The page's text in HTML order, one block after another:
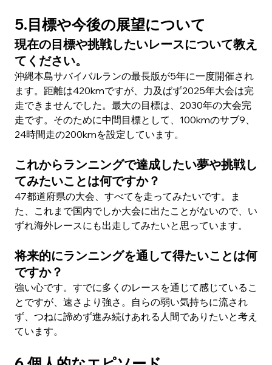
5.目標や今後の展望について
現在の目標や挑戦したいレースについて教え
てください。
沖縄本島サバイバルランの最長版が5年に一度開催され
ます。距離は420kmですが、力及ばず2025年大会は完
走できませんでした。最大の目標は、2030年の大会完
走です。そのために中間目標として、100kmのサブ9、
24時間走の200kmを設定しています。
これからランニングで達成したい夢や挑戦し
てみたいことは何ですか？
47都道府県の大会、すべてを走ってみたいです。ま
た、これまで国内でしか大会に出たことがないので、い
ずれ海外レースにも出走してみたいと思っています。
将来的にランニングを通して得たいことは何
ですか？
強い心です。すでに多くのレースを通じて感じているこ
とですが、速さより強さ。自らの弱い気持ちに流され
ず、つねに諦めず進み続けあれる人間でありたいと考え
ています。